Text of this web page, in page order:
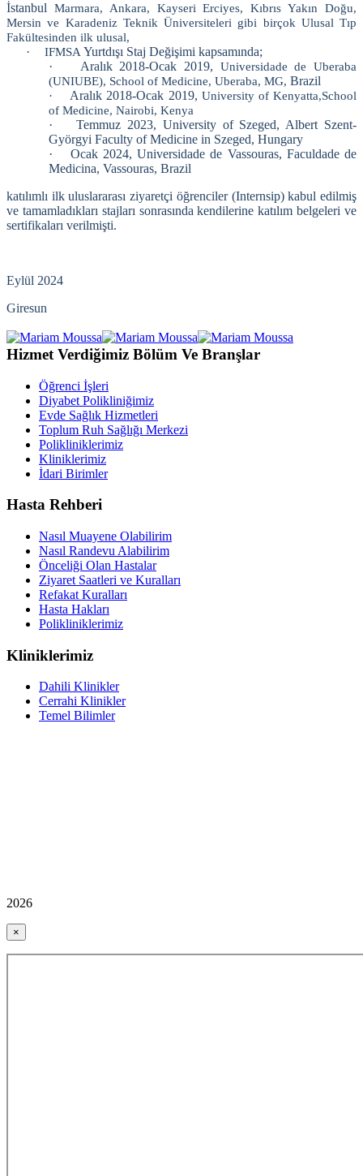
İstanbul Marmara, Ankara, Kayseri Erciyes, Kıbrıs Yakın Doğu,
Mersin ve Karadeniz Teknik Üniversiteleri gibi birçok Ulusal Tıp
Fakültesinden ilk ulusal,
· IFMSA Yurtdışı Staj Değişimi kapsamında;
·
Aralık 2018-Ocak 2019, Universidade de Uberaba
(UNIUBE), School of Medicine, Uberaba, MG,Brazil
· Aralık 2018-Ocak 2019, University of Kenyatta,School
of Medicine, Nairobi, Kenya
·
Temmuz 2023, University of Szeged, Albert Szent-
Györgyi Faculty of Medicine in Szeged, Hungary
·
Ocak 2024, Universidade de Vassouras, Faculdade de
Medicina, Vassouras, Brazil
katılımlı ilk uluslararası ziyaretçi öğrenciler (Internsip) kabul edilmiş
ve tamamladıkları stajları sonrasında kendilerine katılım belgeleri ve
sertifikaları verilmişti.
Eylül 2024
Giresun
Hizmet Verdiğimiz Bölüm Ve Branşlar
Öğrenci İşleri
Diyabet Polikliniğimiz
Evde Sağlık Hizmetleri
Toplum Ruh Sağlığı Merkezi
Polikliniklerimiz
Kliniklerimiz
İdari Birimler
Hasta Rehberi
Nasıl Muayene Olabilirim
Nasıl Randevu Alabilirim
Önceliği Olan Hastalar
Ziyaret Saatleri ve Kuralları
Refakat Kuralları
Hasta Hakları
Polikliniklerimiz
Kliniklerimiz
Dahili Klinikler
Cerrahi Klinikler
Temel Bilimler
2026
×